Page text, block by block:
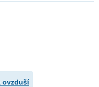
ovzduší